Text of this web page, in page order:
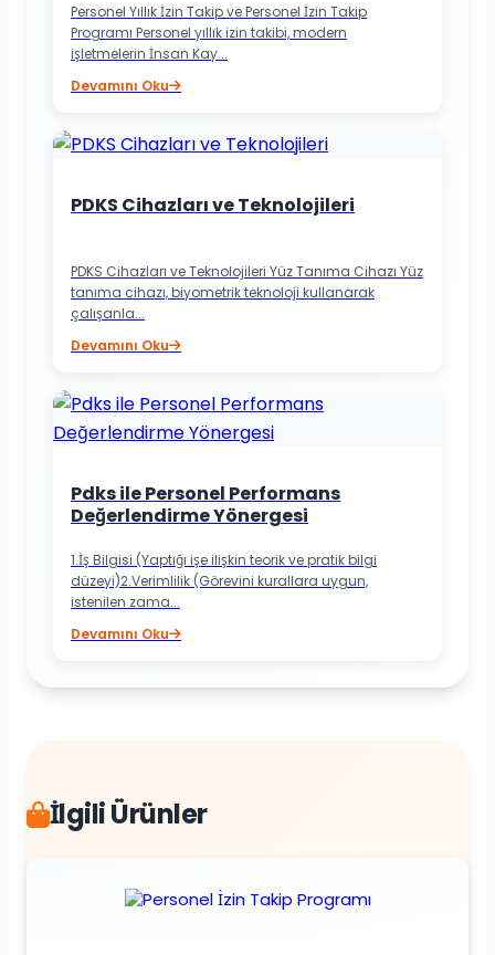
Personel Yıllık İzin Takip ve Personel İzin Takip
Programı Personel yıllık izin takibi, modern
işletmelerin İnsan Kay...
Devamını Oku
PDKS Cihazları ve Teknolojileri
PDKS Cihazları ve Teknolojileri Yüz Tanıma Cihazı Yüz
tanıma cihazı, biyometrik teknoloji kullanarak
çalışanla...
Devamını Oku
Pdks ile Personel Performans
Değerlendirme Yönergesi
1.İş Bilgisi (Yaptığı işe ilişkin teorik ve pratik bilgi
düzeyi)2.Verimlilik (Görevini kurallara uygun,
istenilen zama...
Devamını Oku
İlgili Ürünler